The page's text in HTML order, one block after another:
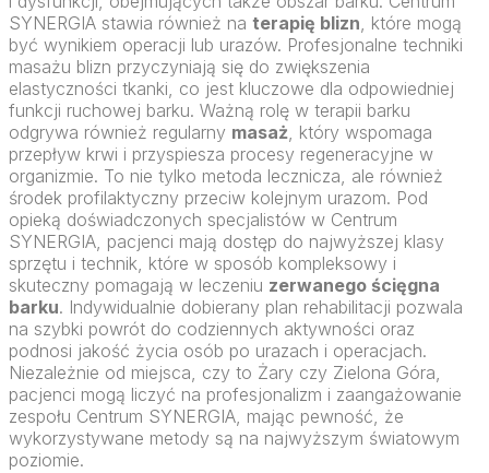
SYNERGIA stawia również na terapię blizn, które mogą
być wynikiem operacji lub urazów. Profesjonalne techniki
masażu blizn przyczyniają się do zwiększenia
elastyczności tkanki, co jest kluczowe dla odpowiedniej
funkcji ruchowej barku. Ważną rolę w terapii barku
odgrywa również regularny masaż, który wspomaga
przepływ krwi i przyspiesza procesy regeneracyjne w
organizmie. To nie tylko metoda lecznicza, ale również
środek profilaktyczny przeciw kolejnym urazom. Pod
opieką doświadczonych specjalistów w Centrum
SYNERGIA, pacjenci mają dostęp do najwyższej klasy
sprzętu i technik, które w sposób kompleksowy i
skuteczny pomagają w leczeniu zerwanego ścięgna
barku. Indywidualnie dobierany plan rehabilitacji pozwala
na szybki powrót do codziennych aktywności oraz
podnosi jakość życia osób po urazach i operacjach.
Niezależnie od miejsca, czy to Żary czy Zielona Góra,
pacjenci mogą liczyć na profesjonalizm i zaangażowanie
zespołu Centrum SYNERGIA, mając pewność, że
wykorzystywane metody są na najwyższym światowym
poziomie.